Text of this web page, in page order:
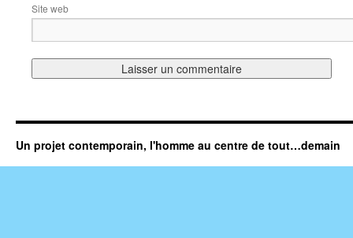
Site web
Un projet contemporain, l'homme au centre de tout…demain